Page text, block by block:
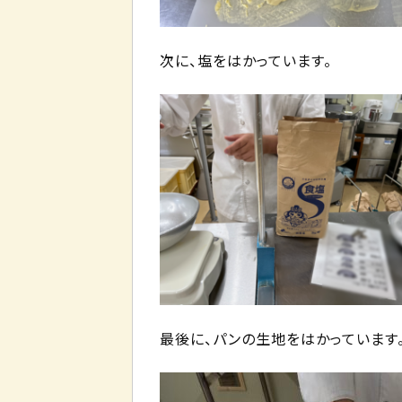
次に、塩をはかっています。
最後に、パンの生地をはかっています